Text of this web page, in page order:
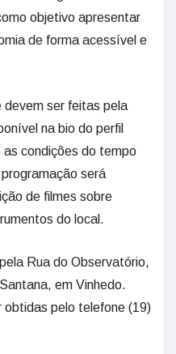
objetivo apresentar
de forma acessível e
devem ser feitas pela
na bio do perfil
condições do tempo
será
de filmes sobre
do local.
Rua do Observatório,
em Vinhedo.
obtidas pelo telefone (19)